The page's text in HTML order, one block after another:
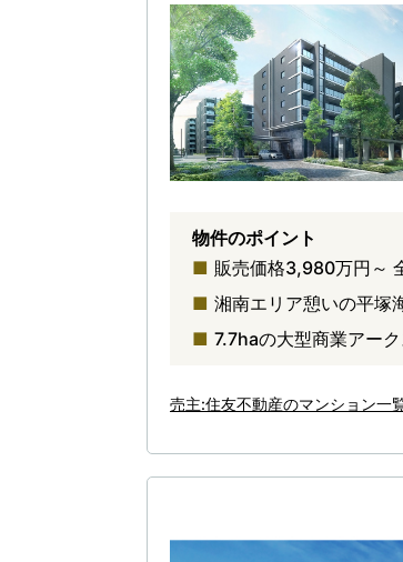
物件のポイント
販売価格3,980万円～
湘南エリア憩いの平塚
7.7haの大型商業アー
売主:住友不動産のマンション一